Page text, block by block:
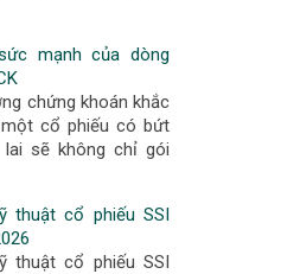
mạnh của dòng
chứng khoán khắc
cổ phiếu có bứt
sẽ không chỉ gói
thuật cổ phiếu SSI
thuật cổ phiếu SSI